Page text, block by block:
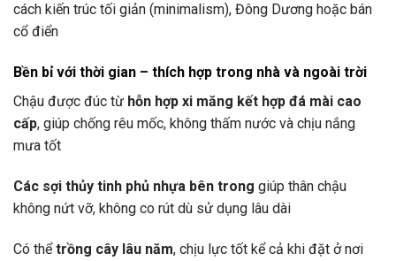
cách kiến trúc tối giản (minimalism), Đông Dương hoặc bán
cổ điển
Bền bỉ với thời gian – thích hợp trong nhà và ngoài trời
Chậu được đúc từ hỗn hợp xi măng kết hợp đá mài cao
cấp, giúp chống rêu mốc, không thấm nước và chịu nắng
mưa tốt
Các sợi thủy tinh phủ nhựa bên trong giúp thân chậu
không nứt vỡ, không co rút dù sử dụng lâu dài
Có thểtrồng cây lâu năm, chịu lực tốt kể cả khi đặt ở nơi